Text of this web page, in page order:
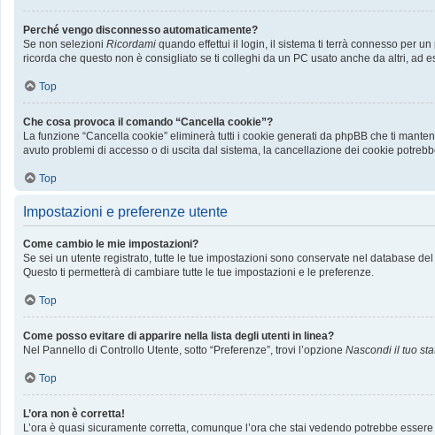
Perché vengo disconnesso automaticamente?
Se non selezioni Ricordami quando effettui il login, il sistema ti terrà connesso per
ricorda che questo non è consigliato se ti colleghi da un PC usato anche da altri, ad
Top
Che cosa provoca il comando “Cancella cookie”?
La funzione “Cancella cookie” eliminerà tutti i cookie generati da phpBB che ti
avuto problemi di accesso o di uscita dal sistema, la cancellazione dei cookie
Top
Impostazioni e preferenze utente
Come cambio le mie impostazioni?
Se sei un utente registrato, tutte le tue impostazioni sono conservate nel database
Questo ti permetterà di cambiare tutte le tue impostazioni e le preferenze.
Top
Come posso evitare di apparire nella lista degli utenti in linea?
Nel Pannello di Controllo Utente, sotto “Preferenze”, trovi l’opzione Nascondi il tuo
Top
L’ora non è corretta!
L’ora è quasi sicuramente corretta, comunque l’ora che stai vedendo potrebbe